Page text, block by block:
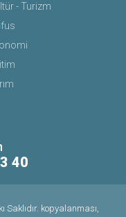
- Turizm
40
Saklıdır. kopyalanması,